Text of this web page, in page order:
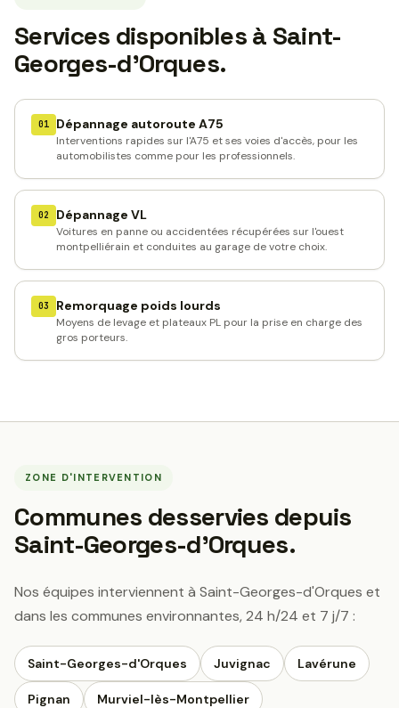
Services disponibles à Saint-
Georges-d'Orques.
01 Dépannage autoroute A75
Interventions rapides sur l'A75 et ses voies d'accès, pour les
automobilistes comme pour les professionnels.
02 Dépannage VL
Voitures en panne ou accidentées récupérées sur l'ouest
montpelliérain et conduites au garage de votre choix.
03 Remorquage poids lourds
Moyens de levage et plateaux PL pour la prise en charge des
gros porteurs.
ZONE D'INTERVENTION
Communes desservies depuis
Saint-Georges-d'Orques.
Nos équipes interviennent à Saint-Georges-d'Orques et
dans les communes environnantes, 24 h/24 et 7 j/7 :
Saint-Georges-d'Orques Juvignac Lavérune
Pignan Murviel-lès-Montpellier